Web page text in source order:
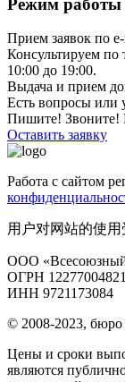
Прием заявок по
Консультируем по
10:00 до 19:00.
Выдача и прием
Есть вопросы или
Пишите! Звоните!
Оставить заявку
Работа с сайтом
用户对网站的使
ООО «Всесоюзный
ОГРН
ИНН 9721173084
© 2008-2023, бюро
Цены и сроки
являются